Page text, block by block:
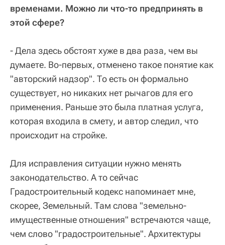
временами. Можно ли что-то предпринять в
этой сфере?
- Дела здесь обстоят хуже в два раза, чем вы
думаете. Во-первых, отменено такое понятие как
"авторский надзор". То есть он формально
существует, но никаких нет рычагов для его
применения. Раньше это была платная услуга,
которая входила в смету, и автор следил, что
происходит на стройке.
Для исправления ситуации нужно менять
законодательство. А то сейчас
Градостроительный кодекс напоминает мне,
скорее, Земельный. Там слова "земельно-
имущественные отношения" встречаются чаще,
чем слово "градостроительные". Архитектуры